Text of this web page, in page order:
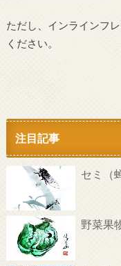
ただし、インラインフ
ください。
注目記事
セミ（
野菜果